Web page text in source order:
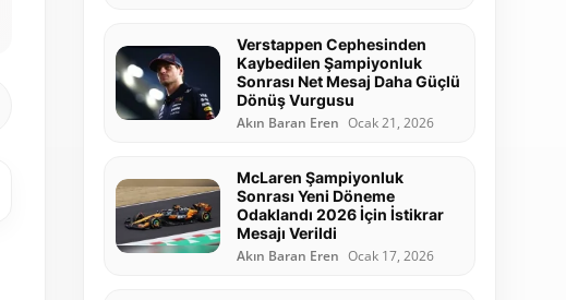
Verstappen Cephesinden
Kaybedilen Şampiyonluk
Sonrası Net Mesaj Daha Güçlü
Dönüş Vurgusu
Akın Baran Eren Ocak 21, 2026
McLaren Şampiyonluk
Sonrası Yeni Döneme
Odaklandı 2026 İçin İstikrar
Mesajı Verildi
Akın Baran Eren Ocak 17, 2026